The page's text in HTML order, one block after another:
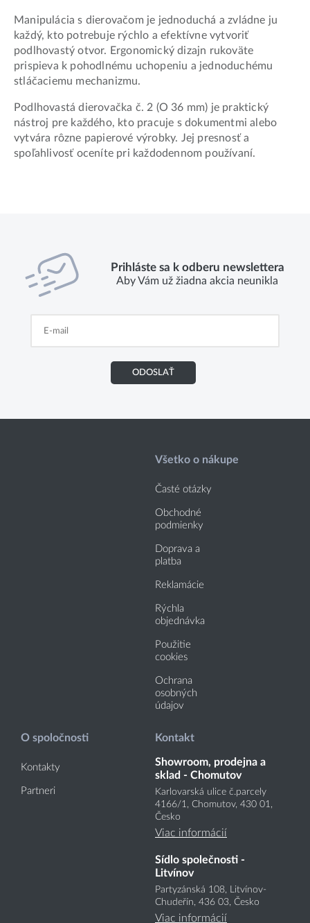
Manipulácia s dierovačom je jednoduchá a zvládne ju
každý, kto potrebuje rýchlo a efektívne vytvoriť
podlhovastý otvor. Ergonomický dizajn rukoväte
prispieva k pohodlnému uchopeniu a jednoduchému
stláčaciemu mechanizmu.
Podlhovastá dierovačka č. 2 (O 36 mm) je praktický
nástroj pre každého, kto pracuje s dokumentmi alebo
vytvára rôzne papierové výrobky. Jej presnosť a
spoľahlivosť oceníte pri každodennom používaní.
Prihláste sa k odberu newslettera
Aby Vám už žiadna akcia neunikla
ODOSLAŤ
Všetko o nákupe
Časté otázky
Obchodné
podmienky
Doprava a
platba
Reklamácie
Rýchla
objednávka
Použitie
cookies
Ochrana
osobných
údajov
O spoločnosti
Kontakty
Partneri
Kontakt
Showroom, prodejna a
sklad - Chomutov
Karlovarská ulice č.parcely
4166/1, Chomutov, 430 01,
Česko
Viac informácií
Sídlo společnosti -
Litvínov
Partyzánská 108, Litvínov-
Chudeřín, 436 03, Česko
Viac informácií